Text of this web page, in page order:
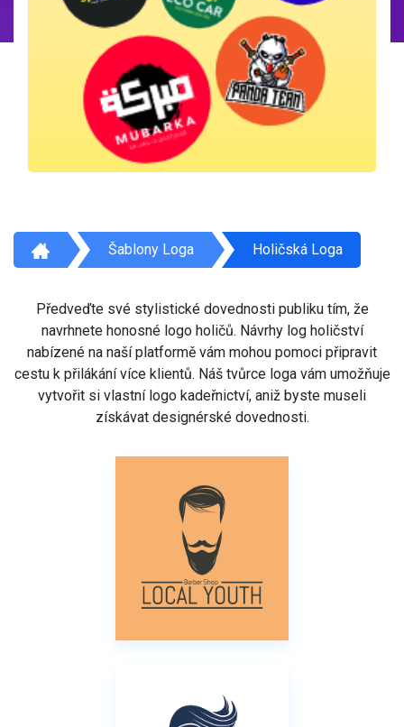
Šablony Loga Holičská Loga
Předveďte své stylistické dovednosti publiku tím, že
navrhnete honosné logo holičů. Návrhy log holičství
nabízené na naší platformě vám mohou pomoci připravit
cestu k přilákání více klientů. Náš tvůrce loga vám umožňuje
vytvořit si vlastní logo kadeřnictví, aniž byste museli
získávat designérské dovednosti.